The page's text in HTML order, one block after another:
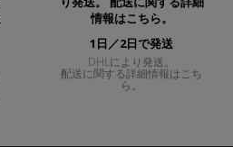
1日／2日で発送
DHLにより発送。
配送に関する詳細情報はこち
ら。